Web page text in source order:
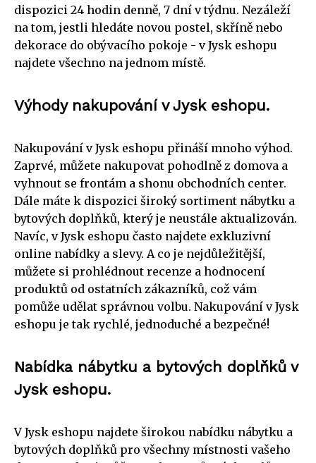
dispozici 24 hodin denně, 7 dní v týdnu. Nezáleží
na tom, jestli hledáte novou postel, skříně nebo
dekorace do obývacího pokoje - v Jysk eshopu
najdete všechno na jednom místě.
Výhody nakupování v Jysk eshopu.
Nakupování v Jysk eshopu přináší mnoho výhod.
Zaprvé, můžete nakupovat pohodlně z domova a
vyhnout se frontám a shonu obchodních center.
Dále máte k dispozici široký sortiment nábytku a
bytových doplňků, který je neustále aktualizován.
Navíc, v Jysk eshopu často najdete exkluzivní
online nabídky a slevy. A co je nejdůležitější,
můžete si prohlédnout recenze a hodnocení
produktů od ostatních zákazníků, což vám
pomůže udělat správnou volbu. Nakupování v Jysk
eshopu je tak rychlé, jednoduché a bezpečné!
Nabídka nábytku a bytových doplňků v
Jysk eshopu.
V Jysk eshopu najdete širokou nabídku nábytku a
bytových doplňků pro všechny místnosti vašeho